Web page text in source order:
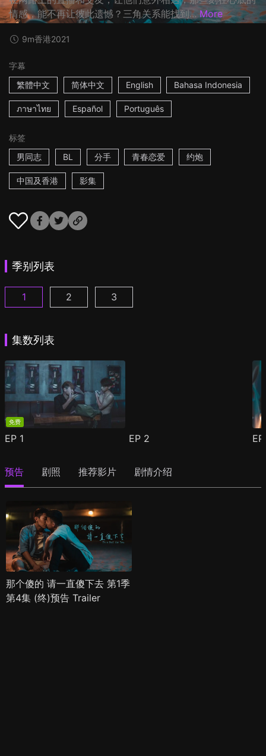
情感，能不再让彼此遗憾？三角关系能找到... More
9m香港2021
字幕
繁體中文
简体中文 English Bahasa Indonesia
ภาษาไทย Español Português
标签
男同志
BL 分手 青春恋爱 约炮
中国及香港 影集
季别列表
那个傻的 请一直傻下去 第1季 第1集
1 那个傻的 请一直傻下去 第2季 第1集
2 那个傻的 请一直傻下去 第3季 第1集
3
集数列表
免费
EP 1 EP 2
预告 剧照 推荐影片 剧情介绍
那个傻的 请一直傻下去 第1季
第4集 (终)预告 Trailer